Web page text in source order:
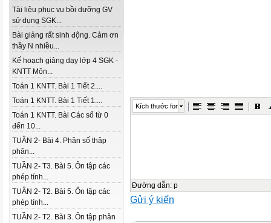
Tài liệu phục vụ bồi dưỡng GV
sử dụng SGK...
Bài giảng rất sinh động. Cảm ơn
thầy N nhiều...
Kế hoạch giảng dạy lớp 4 SGK -
KNTT Môn...
Toán 1 KNTT. Bài 1 Tiết 2....
Toán 1 KNTT. Bài 1 Tiết 1....
Toán 1 KNTT. Bài Các số từ 0
đến 10...
TUẦN 2- Bài 4. Phân số thập
phân...
TUẦN 2- T3. Bài 5. Ôn tập các
phép tính...
TUẦN 2- T2. Bài 5. Ôn tập các
phép tính...
TUẦN 2- T2. Bài 3. Ôn tập phân
Kích thước font
Đường dẫn: p
Gửi ý kiến